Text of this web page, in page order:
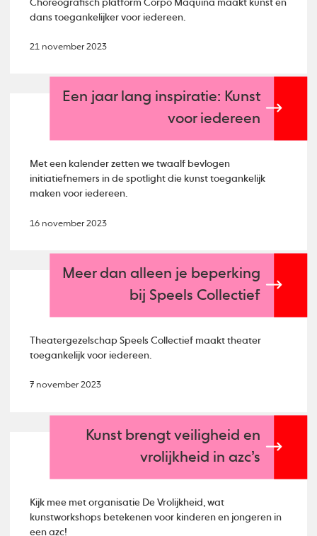
Choreografisch platform Corpo Máquina maakt kunst en
dans toegankelijker voor iedereen.
21 november 2023
Een jaar lang inspiratie: Kunst
voor iedereen
Met een kalender zetten we twaalf bevlogen
initiatiefnemers in de spotlight die kunst toegankelijk
maken voor iedereen.
16 november 2023
Meer dan alleen je beperking
bij Speels Collectief
Theatergezelschap Speels Collectief maakt theater
toegankelijk voor iedereen.
7 november 2023
Kunst brengt veiligheid en
vrolijkheid in azc’s
Kijk mee met organisatie De Vrolijkheid, wat
kunstworkshops betekenen voor kinderen en jongeren in
een azc!